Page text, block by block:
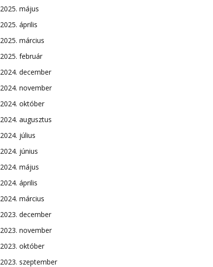
2025. május
2025. április
2025. március
2025. február
2024. december
2024. november
2024. október
2024. augusztus
2024. július
2024. június
2024. május
2024. április
2024. március
2023. december
2023. november
2023. október
2023. szeptember